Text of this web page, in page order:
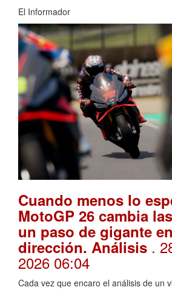
El Informador
Cuando menos lo
MotoGP 26 cambia
un paso de gigante
dirección. Análisis .
2026 06:04
Cada vez que encaro el análisis de un